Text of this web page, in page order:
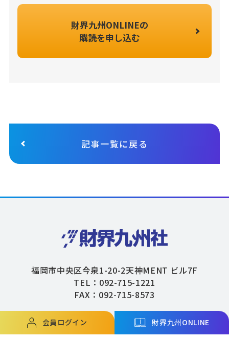
財界九州ONLINEの
購読を申し込む
記事一覧に戻る
会員ログイン 財界九州ONLINE
福岡市中央区今泉1-20-2天神MENT ビル7F
TEL：092-715-1221
FAX：092-715-8573
Copyright © ZAIKAIKYUSHU Co,.Ltd. All Rights Reserved.